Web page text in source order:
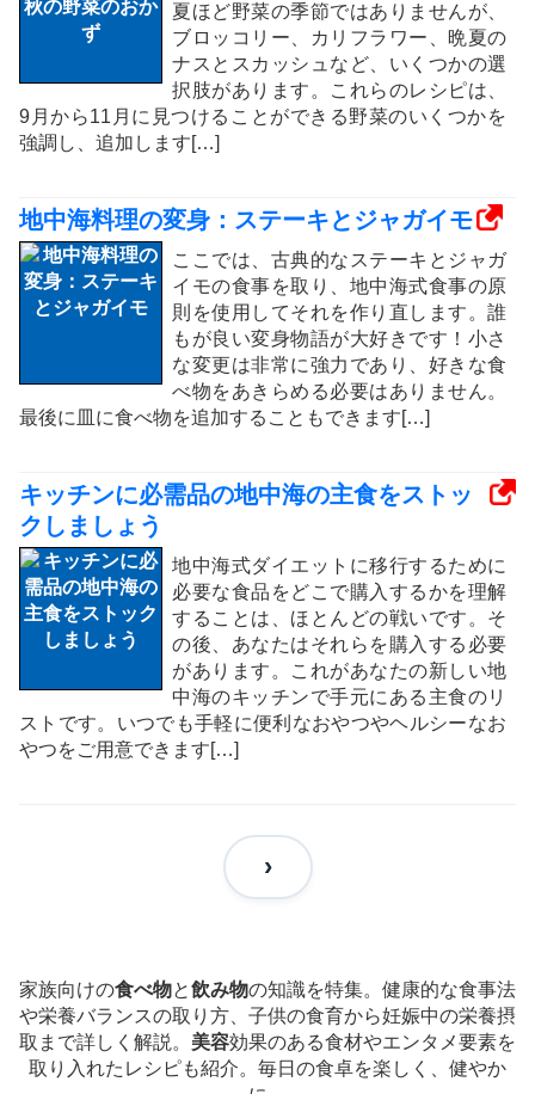
夏ほど野菜の季節ではありませんが、
ブロッコリー、カリフラワー、晩夏の
ナスとスカッシュなど、いくつかの選
択肢があります。これらのレシピは、
9月から11月に見つけることができる野菜のいくつかを
強調し、追加します[…]
地中海料理の変身：ステーキとジャガイモ
ここでは、古典的なステーキとジャガ
イモの食事を取り、地中海式食事の原
則を使用してそれを作り直します。誰
もが良い変身物語が大好きです！小さ
な変更は非常に強力であり、好きな食
べ物をあきらめる必要はありません。
最後に皿に食べ物を追加することもできます[…]
キッチンに必需品の地中海の主食をストッ
クしましょう
地中海式ダイエットに移行するために
必要な食品をどこで購入するかを理解
することは、ほとんどの戦いです。そ
の後、あなたはそれらを購入する必要
があります。これがあなたの新しい地
中海のキッチンで手元にある主食のリ
ストです。いつでも手軽に便利なおやつやヘルシーなお
やつをご用意できます[…]
家族向けの食べ物と飲み物の知識を特集。健康的な食事法
や栄養バランスの取り方、子供の食育から妊娠中の栄養摂
取まで詳しく解説。 美容効果のある食材やエンタメ要素を
取り入れたレシピも紹介。毎日の食卓を楽しく、健やか